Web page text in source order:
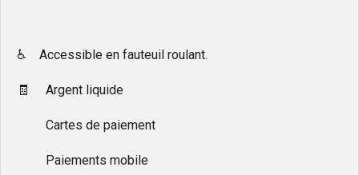
♿️ Accessible en fauteuil roulant.
🧾 Argent liquide
Cartes de paiement
Paiements mobile